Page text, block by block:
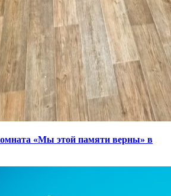
«Мы этой памяти верны» в